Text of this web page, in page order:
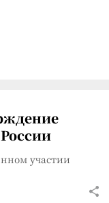
участии